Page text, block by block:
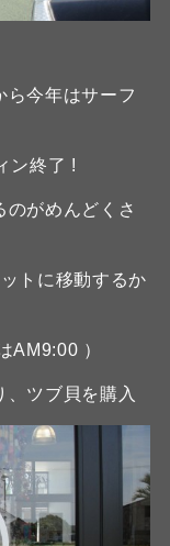
ら今年はサーフ
ン終了 !
のがめんどくさ
トに移動するか
AM9:00 ）
、ツブ貝を購入